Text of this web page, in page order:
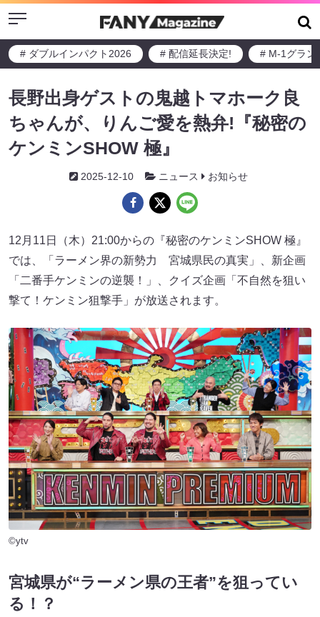
Menu
# ダブルインパクト2026 # 配信延長決定! # M-1グラン
長野出身ゲストの鬼越トマホーク良
ちゃんが、りんご愛を熱弁!『秘密の
ケンミンSHOW 極』
2025-12-10 ニュース お知らせ
12月11日（木）21:00からの『秘密のケンミンSHOW 極』
では、「ラーメン界の新勢力 宮城県民の真実」、新企画
「二番手ケンミンの逆襲！」、クイズ企画「不自然を狙い
撃て！ケンミン狙撃手」が放送されます。
©ytv
宮城県が“ラーメン県の王者”を狙ってい
る！？